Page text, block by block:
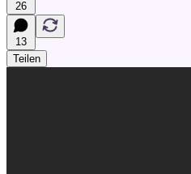
26
13
Teilen